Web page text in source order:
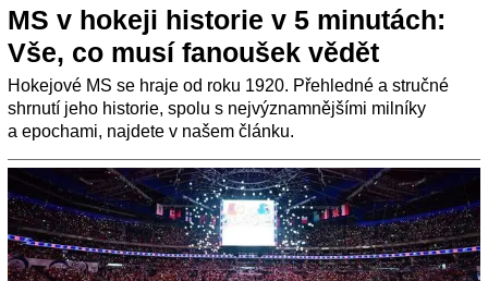
MS v hokeji historie v 5 minutách:
Vše, co musí fanoušek vědět
Hokejové MS se hraje od roku 1920. Přehledné a stručné
shrnutí jeho historie, spolu s nejvýznamnějšími milníky
a epochami, najdete v našem článku.